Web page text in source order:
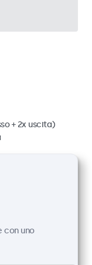
+ 2x uscita)
con uno